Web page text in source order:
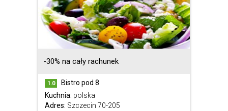
-30% na cały rachunek
1.0
Bistro pod 8
Kuchnia: polska
Adres: Szczecin 70-205